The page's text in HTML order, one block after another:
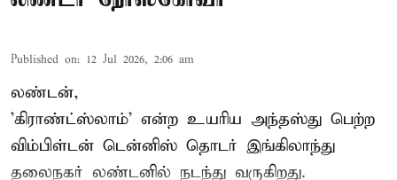
Published on: 12 Jul 2026, 2:06 am
லண்டன்,
'கிராண்ட்ஸ்லாம்' என்ற உயரிய அந்தஸ்து பெற்ற
விம்பிள்டன் டென்னிஸ் தொடர் இங்கிலாந்து
தலைநகர் லண்டனில் நடந்து வருகிறது.